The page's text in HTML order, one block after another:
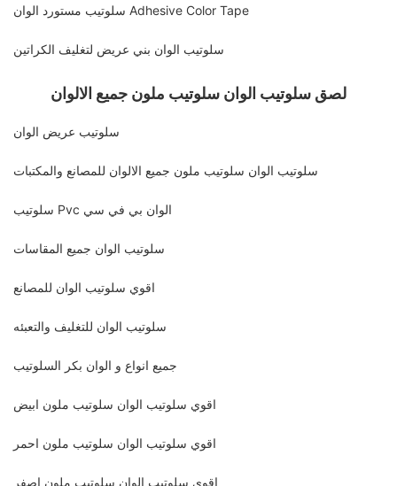
سلوتيب مستورد الوان Adhesive Color Tape
سلوتيب الوان بني عريض لتغليف الكراتين
لصق سلوتيب الوان سلوتيب ملون جميع الالوان
سلوتيب عريض الوان
سلوتيب الوان سلوتيب ملون جميع الالوان للمصانع والمكتبات
سلوتيب Pvc الوان بي في سي
سلوتيب الوان جميع المقاسات
اقوي سلوتيب الوان للمصانع
سلوتيب الوان للتغليف والتعبئه
جميع انواع و الوان بكر السلوتيب
اقوي سلوتيب الوان سلوتيب ملون ابيض
اقوي سلوتيب الوان سلوتيب ملون احمر
اقوي سلوتيب الوان سلوتيب ملون اصفر